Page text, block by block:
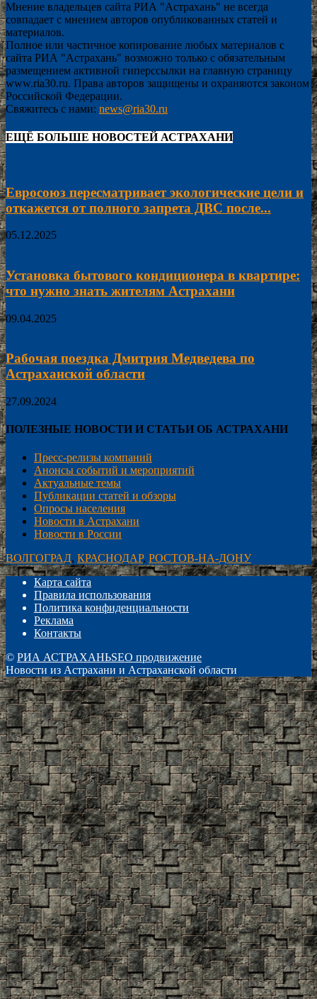
Мнение владельцев сайта РИА "Астрахань" не всегда
совпадает с мнением авторов опубликованных статей и
материалов.
Полное или частичное копирование любых материалов с
сайта РИА "Астрахань" возможно только с обязательным
размещением активной гиперссылки на главную страницу
www.ria30.ru. Права авторов защищены и охраняются законом
Российской Федерации.
Свяжитесь с нами: news@ria30.ru
ЕЩЁ БОЛЬШЕ НОВОСТЕЙ АСТРАХАНИ
Евросоюз пересматривает экологические цели и
откажется от полного запрета ДВС после...
05.12.2025
Установка бытового кондиционера в квартире:
что нужно знать жителям Астрахани
09.04.2025
Рабочая поездка Дмитрия Медведева по
Астраханской области
27.09.2024
ПОЛЕЗНЫЕ НОВОСТИ И СТАТЬИ ОБ АСТРАХАНИ
Пресс-релизы компаний
Анонсы событий и мероприятий
Актуальные темы
Публикации статей и обзоры
Опросы населения
Новости в Астрахани
Новости в России
ВОЛГОГРАД, КРАСНОДАР, РОСТОВ-НА-ДОНУ
Карта сайта
Правила использования
Политика конфиденциальности
Реклама
Контакты
© РИА АСТРАХАНЬSEO продвижение
Новости из Астрахани и Астраханской области